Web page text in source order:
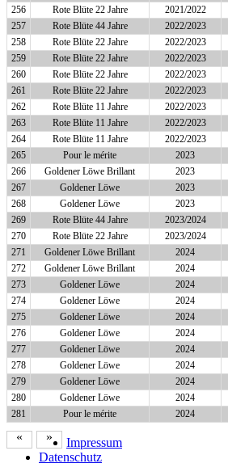
256
Rote Blüte 22 Jahre 2021/2022
257
Rote Blüte 44 Jahre 2022/2023
258
Rote Blüte 22 Jahre 2022/2023
259
Rote Blüte 22 Jahre 2022/2023
260
Rote Blüte 22 Jahre 2022/2023
261
Rote Blüte 22 Jahre 2022/2023
262
Rote Blüte 11 Jahre 2022/2023
263
Rote Blüte 11 Jahre 2022/2023
264
Rote Blüte 11 Jahre 2022/2023
265
Pour le mérite 2023
266
Goldener Löwe Brillant 2023
267
Goldener Löwe 2023
268
Goldener Löwe 2023
269
Rote Blüte 44 Jahre 2023/2024
270
Rote Blüte 22 Jahre 2023/2024
271
Goldener Löwe Brillant 2024
272
Goldener Löwe Brillant 2024
273
Goldener Löwe 2024
274
Goldener Löwe 2024
275
Goldener Löwe 2024
276
Goldener Löwe 2024
277
Goldener Löwe 2024
278
Goldener Löwe 2024
279
Goldener Löwe 2024
280
Goldener Löwe 2024
281
Pour le mérite 2024
« »
Impressum
Datenschutz